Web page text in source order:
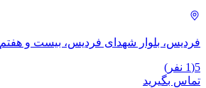
فردیس، بلوار شهدای فردیس، بیست و هفتم
5
(
1 نفر)
تماس بگیرید